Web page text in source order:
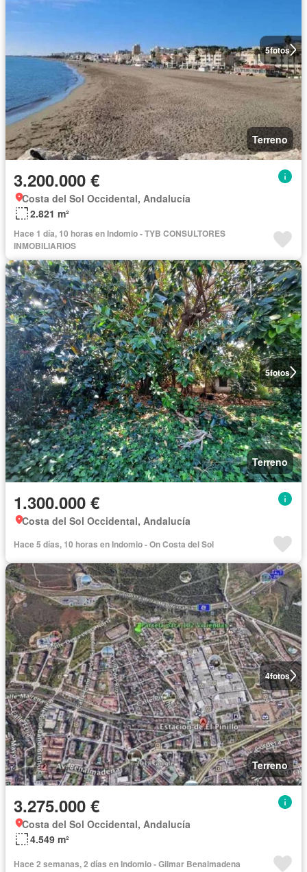
5fotos
Terreno
3.200.000 €
Costa del Sol Occidental, Andalucía
2.821 m²
Hace 1 día, 10 horas en Indomio - TYB CONSULTORES
INMOBILIARIOS
5fotos
Terreno
1.300.000 €
Costa del Sol Occidental, Andalucía
Hace 5 días, 10 horas en Indomio - On Costa del Sol
4fotos
Terreno
3.275.000 €
Costa del Sol Occidental, Andalucía
4.549 m²
Hace 2 semanas, 2 días en Indomio - Gilmar Benalmadena